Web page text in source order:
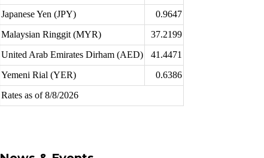
Japanese Yen (JPY)
0.9647
Malaysian Ringgit (MYR)
37.2199
United Arab Emirates Dirham (AED)
41.4471
Yemeni Rial (YER)
0.6386
Rates as of 8/8/2026